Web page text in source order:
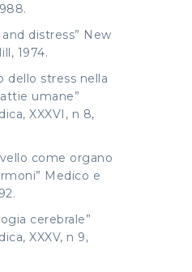
distress” New
1974.
dello stress nella
umane”
XXXVI, n 8,
come organo
Medico e
cerebrale”
XXXV, n 9,